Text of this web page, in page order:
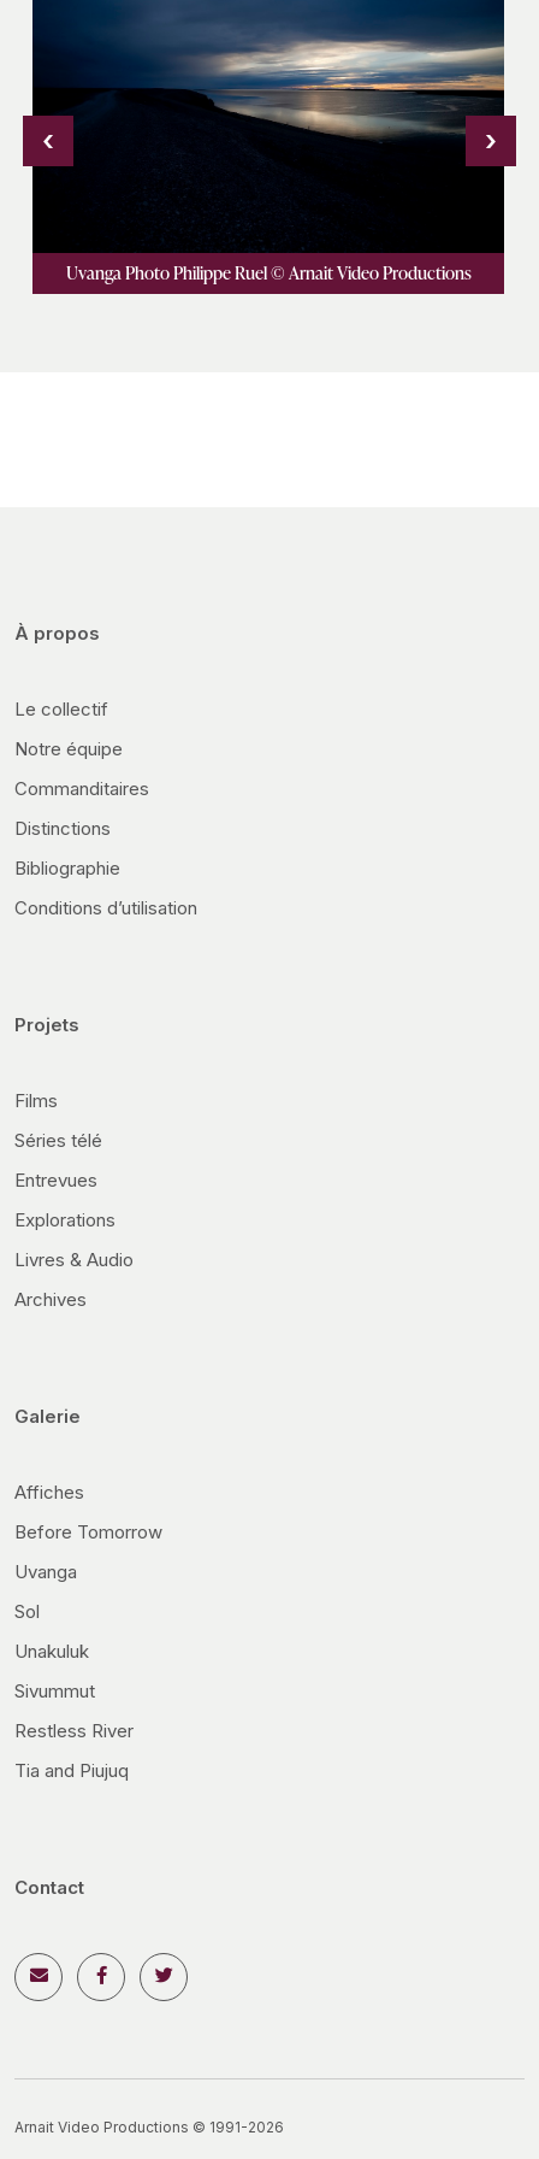
Uvanga Photo Philippe Ruel © Arnait Video Productions
‹ ›
À propos
Le collectif
Notre équipe
Commanditaires
Distinctions
Bibliographie
Conditions d’utilisation
Projets
Films
Séries télé
Entrevues
Explorations
Livres & Audio
Archives
Galerie
Affiches
Before Tomorrow
Uvanga
Sol
Unakuluk
Sivummut
Restless River
Tia and Piujuq
Contact
Arnait Video Productions © 1991-2026